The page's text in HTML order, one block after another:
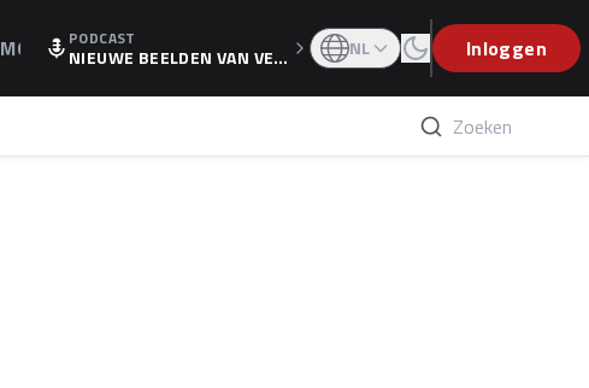
MOTOGPPODCAST
NIEUWE BEELDEN VAN VER
WEET IS ER NU GETEKEND'
NL Inloggen